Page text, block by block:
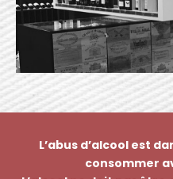
L’abus d’alcool est
consommer